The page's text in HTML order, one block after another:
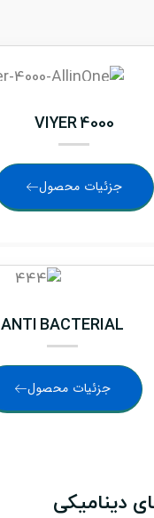
VIYER 4000
جزئیات محصول
ANTI BACTERIAL
جزئیات محصول
دینامیکی